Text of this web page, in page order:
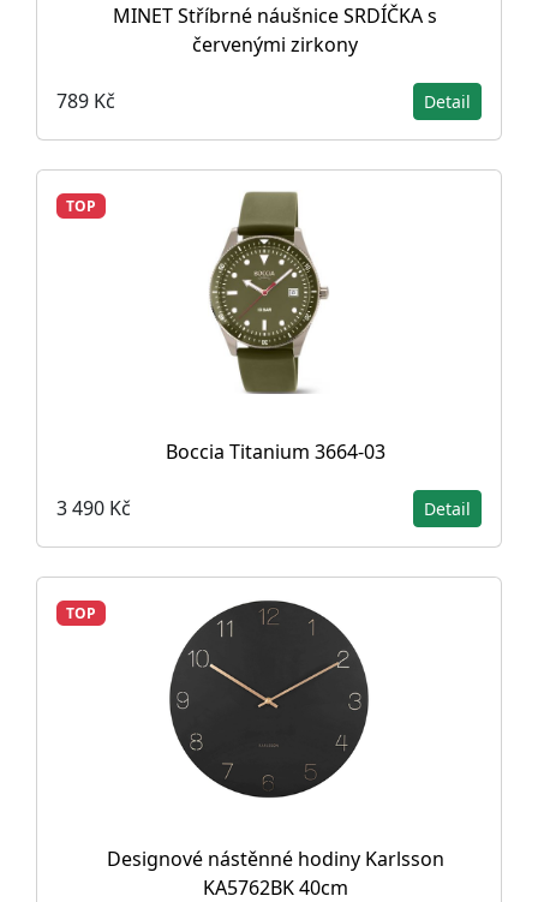
MINET Stříbrné náušnice SRDÍČKA s
červenými zirkony
789 Kč Detail
TOP
Boccia Titanium 3664-03
3 490 Kč Detail
TOP
Designové nástěnné hodiny Karlsson
KA5762BK 40cm